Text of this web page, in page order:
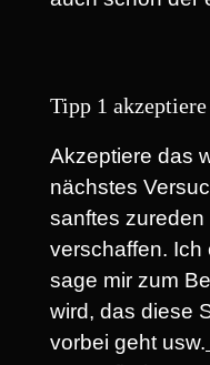
Tipp 1
Akzeptiere das
nächstes
sanftes
verschaffen. Ich
sage mir zum
wird, das diese
vorbei geht usw.